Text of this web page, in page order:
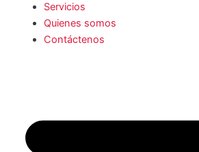
Servicios
Quienes somos
Contáctenos